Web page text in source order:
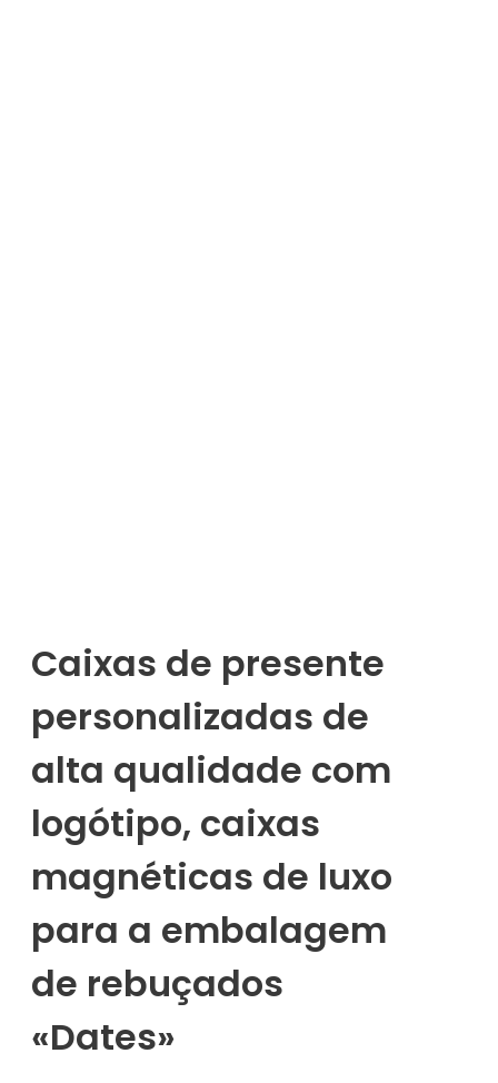
Caixas de presente
personalizadas de
alta qualidade com
logótipo, caixas
magnéticas de luxo
para a embalagem
de rebuçados
«Dates»